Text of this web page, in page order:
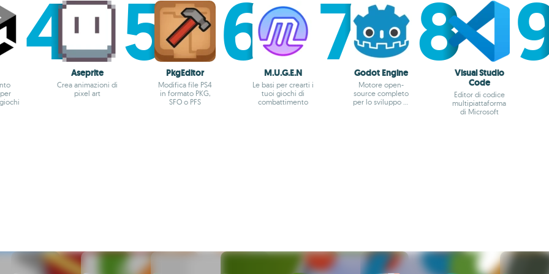
Aseprite
Crea animazioni di
pixel art
PkgEditor
Modifica file PS4
in formato PKG,
SFO o PFS
M.U.G.E.N
Le basi per crearti i
tuoi giochi di
combattimento
Godot Engine
Motore open-
source completo
per lo sviluppo di
Visual Studio
Code
Editor di codice
multipiattaforma
di Microsoft